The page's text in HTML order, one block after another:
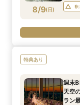
8/9(日)
特典あり
週末
天空
ラン